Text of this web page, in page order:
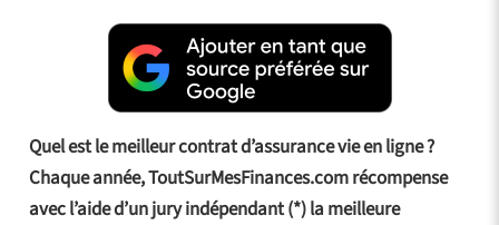
Quel est le meilleur contrat d’assurance vie en ligne ?
Chaque année, ToutSurMesFinances.com récompense
avec l’aide d’un jury indépendant (*) la meilleure